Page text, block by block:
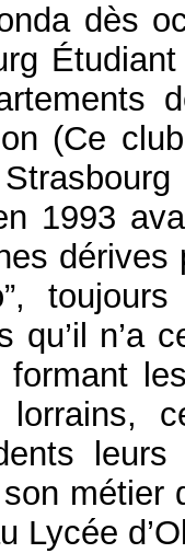
dès
(Ce
1993
n’a
métier
Lycée